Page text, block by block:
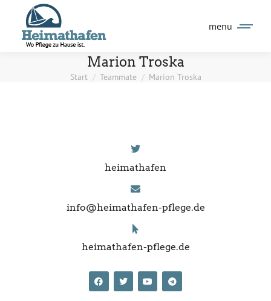
springen
menu
Marion Troska
Sie befinden sich hier:
Start Teammate Marion Troska
heimathafen
info@heimathafen-pflege.de
heimathafen-pflege.de